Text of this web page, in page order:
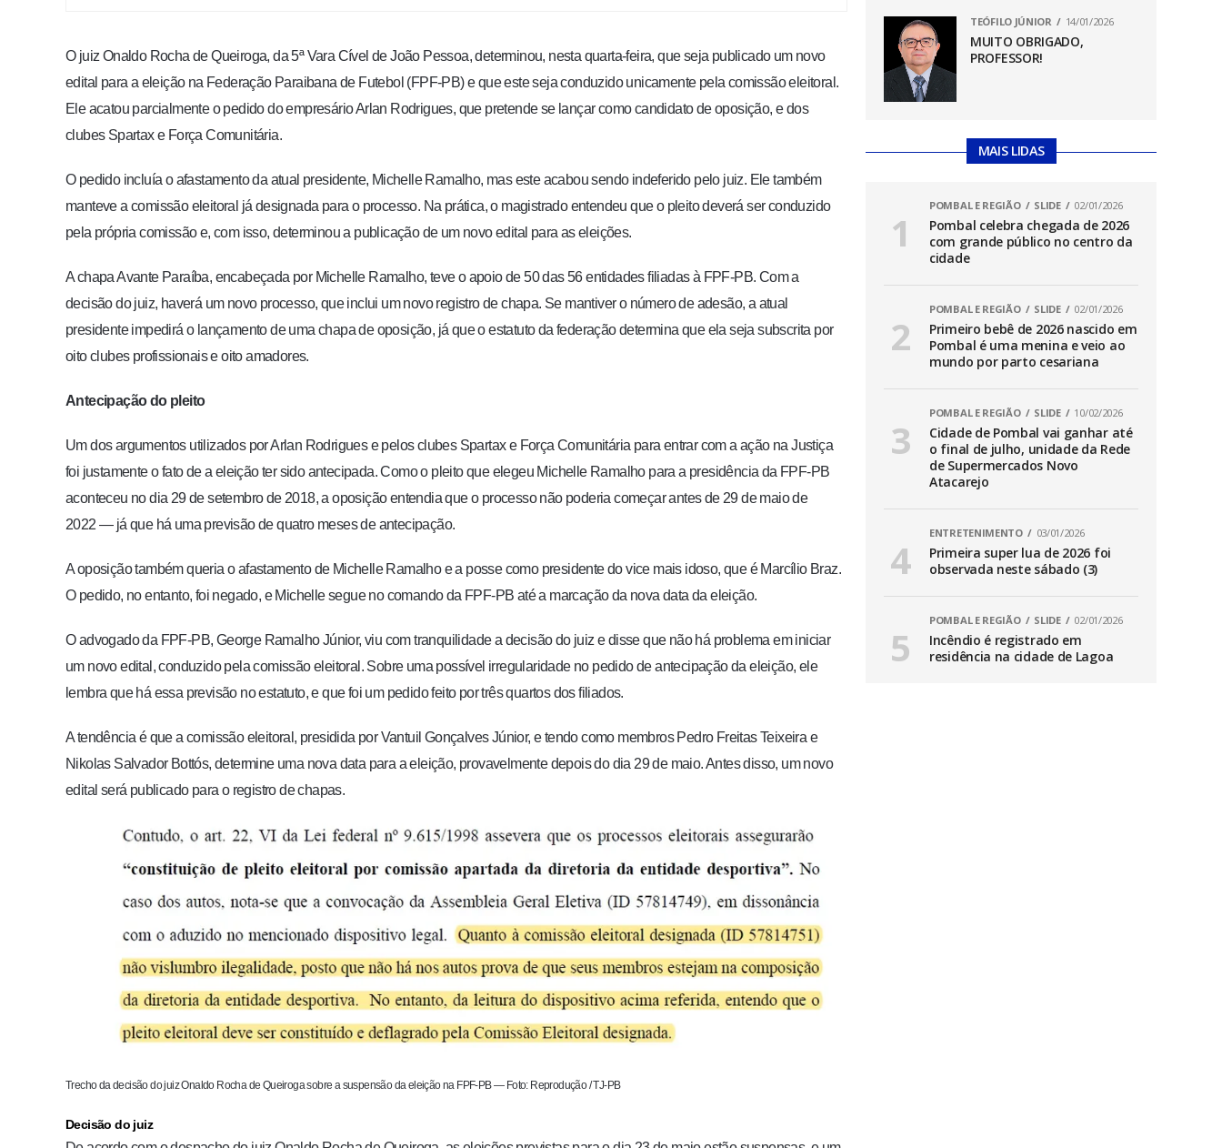
O juiz Onaldo Rocha de Queiroga, da 5ª Vara Cível de João Pessoa,determinou, nesta quarta-feira, que seja publicado um novo
edital para a eleição na Federação Paraibana de Futebol (FPF-PB) e que este seja conduzido unicamente pela comissão eleitoral .
Ele acatou parcialmente o pedido do empresário Arlan Rodrigues, que pretende se lançar como candidato de oposição, e dos
clubes Spartax e Força Comunitária.
O pedido incluía o afastamento da atual presidente, Michelle Ramalho, mas este acabou sendo indeferido pelo juiz. Ele também
manteve a comissão eleitoral já designada para o processo. Na prática, o magistrado entendeu que o pleito deverá ser conduzido
pela própria comissão e, com isso, determinou a publicação de um novo edital para as eleições.
A chapa Avante Paraíba, encabeçada por Michelle Ramalho, teve o apoio de 50 das 56 entidades filiadas à FPF-PB. Com a
decisão do juiz, haverá um novo processo, que inclui um novo registro de chapa. Se mantiver o número de adesão, a atual
presidente impedirá o lançamento de uma chapa de oposição, já que o estatuto da federação determina que ela seja subscrita por
oito clubes profissionais e oito amadores.
Antecipação do pleito
Um dos argumentos utilizados por Arlan Rodrigues e pelos clubes Spartax e Força Comunitária para entrar com a ação na Justiça
foi justamente o fato de a eleição ter sido antecipada. Como o pleito que elegeu Michelle Ramalho para a presidência da FPF-PB
aconteceu no dia 29 de setembro de 2018,a oposição entendia que o processo não poderia começar antes de 29 de maio de
2022 — já que há uma previsão de quatro meses de antecipação.
A oposição também queria o afastamento de Michelle Ramalho e a posse como presidente do vice mais idoso, que é Marcílio Braz.
O pedido, no entanto, foi negado, e Michelle segue no comando da FPF-PB até a marcação da nova data da eleição.
O advogado da FPF-PB, George Ramalho Júnior, viu com tranquilidade a decisão do juiz e disse que não há problema em iniciar
um novo edital, conduzido pela comissão eleitoral. Sobre uma possível irregularidade no pedido de antecipação da eleição, ele
lembra que há essa previsão no estatuto, e que foi um pedido feito por três quartos dos filiados.
A tendência é que a comissão eleitoral, presidida por Vantuil Gonçalves Júnior, e tendo como membros Pedro Freitas Teixeira e
Nikolas Salvador Bottós, determine uma nova data para a eleição, provavelmente depois do dia 29 de maio. Antes disso, um novo
edital será publicado para o registro de chapas.
Trecho da decisão do juiz Onaldo Rocha de Queiroga sobre a suspensão da eleição na FPF-PB — Foto: Reprodução / TJ-PB
Decisão do juiz
TEÓFILO JÚNIOR 14/01/2026
MUITO OBRIGADO,
PROFESSOR!
MAIS LIDAS
POMBAL E REGIÃO SLIDE 02/01/2026
Pombal celebra chegada de 2026
com grande público no centro da
cidade
POMBAL E REGIÃO SLIDE 02/01/2026
Primeiro bebê de 2026 nascido em
Pombal é uma menina e veio ao
mundo por parto cesariana
POMBAL E REGIÃO SLIDE 10/02/2026
Cidade de Pombal vai ganhar até
o final de julho, unidade da Rede
de Supermercados Novo
Atacarejo
ENTRETENIMENTO 03/01/2026
Primeira super lua de 2026 foi
observada neste sábado (3)
POMBAL E REGIÃO SLIDE 02/01/2026
Incêndio é registrado em
residência na cidade de Lagoa